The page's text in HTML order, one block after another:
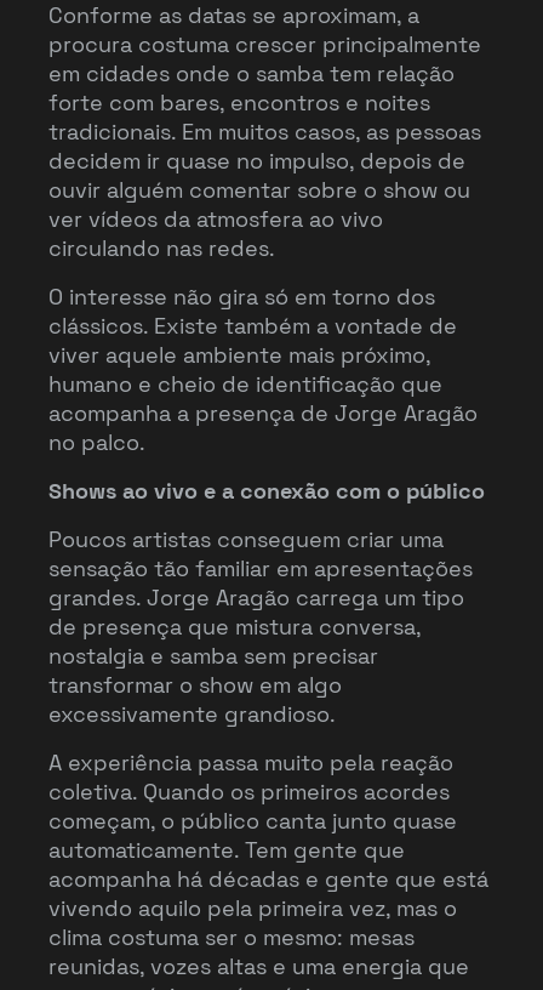
Conforme as datas se aproximam, a
procura costuma crescer principalmente
em cidades onde o samba tem relação
forte com bares, encontros e noites
tradicionais. Em muitos casos, as pessoas
decidem ir quase no impulso, depois de
ouvir alguém comentar sobre o show ou
ver vídeos da atmosfera ao vivo
circulando nas redes.
O interesse não gira só em torno dos
clássicos. Existe também a vontade de
viver aquele ambiente mais próximo,
humano e cheio de identificação que
acompanha a presença de Jorge Aragão
no palco.
Shows ao vivo e a conexão com o público
Poucos artistas conseguem criar uma
sensação tão familiar em apresentações
grandes. Jorge Aragão carrega um tipo
de presença que mistura conversa,
nostalgia e samba sem precisar
transformar o show em algo
excessivamente grandioso.
A experiência passa muito pela reação
coletiva. Quando os primeiros acordes
começam, o público canta junto quase
automaticamente. Tem gente que
acompanha há décadas e gente que está
vivendo aquilo pela primeira vez, mas o
clima costuma ser o mesmo: mesas
reunidas, vozes altas e uma energia que